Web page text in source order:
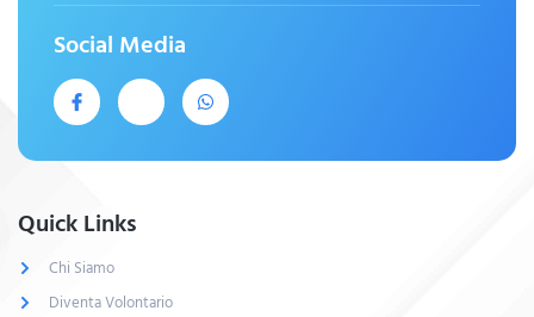
Social Media
Quick Links
Chi Siamo
Diventa Volontario